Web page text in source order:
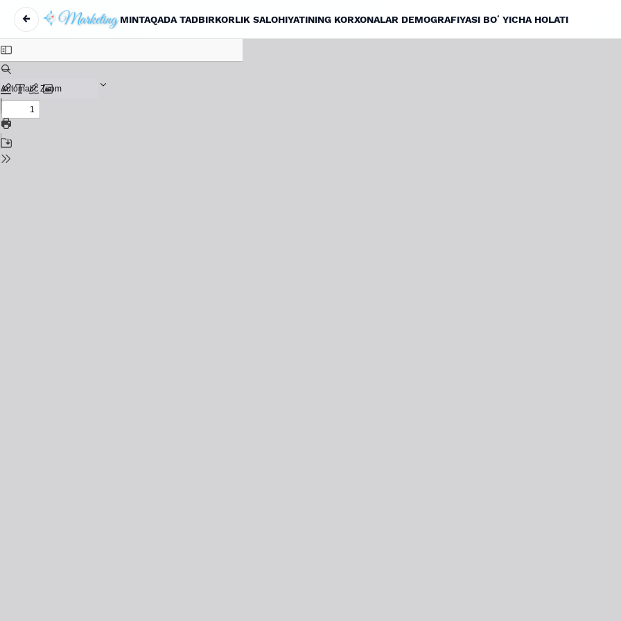
←
Maqola tafsilotlariga qaytish
MINTAQADA TADBIRKORLIK SALOHIYATINING KORXONALAR DEMOGRAFIYASI BOʻYICHA HOLATI